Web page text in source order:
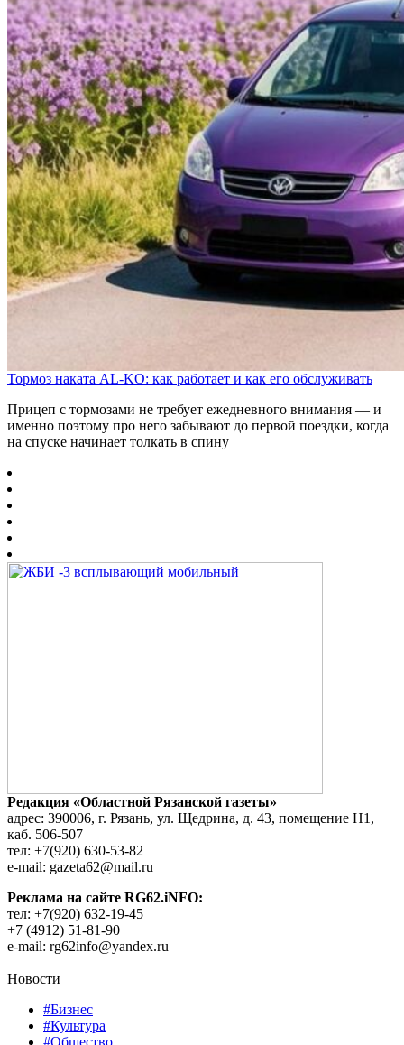
Тормоз наката AL-KO: как работает и как его обслуживать
Прицеп с тормозами не требует ежедневного внимания — и
именно поэтому про него забывают до первой поездки, когда
на спуске начинает толкать в спину
Редакция «Областной Рязанской газеты»
адрес: 390006, г. Рязань, ул. Щедрина, д. 43, помещение Н1,
каб. 506-507
тел: +7(920) 630-53-82
e-mail: gazeta62@mail.ru
Реклама на сайте RG62.iNFO:
тел: +7(920) 632-19-45
+7 (4912) 51-81-90
e-mail: rg62info@yandex.ru
Новости
#Бизнес
#Культура